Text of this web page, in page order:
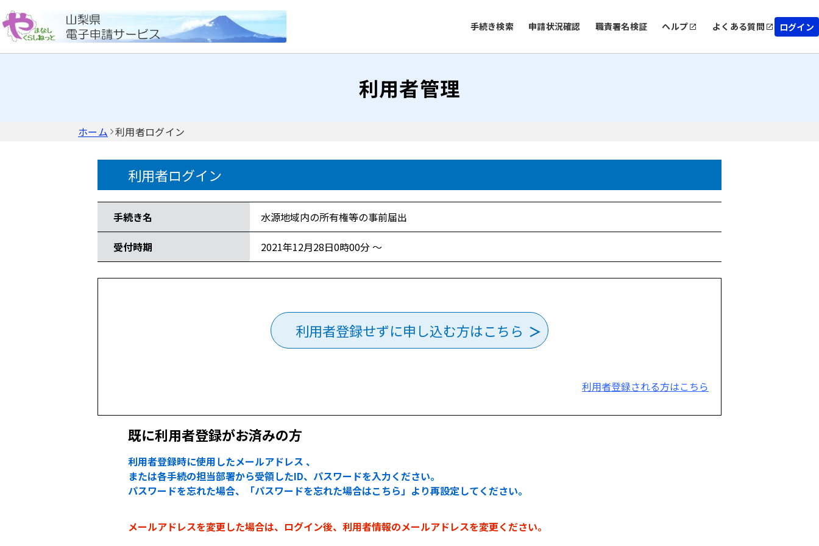
手続き検索 申請状況確認 職責署名検証 ヘルプ よくある質問 ログイン
利用者管理
ホーム 利用者ログイン
利用者ログイン
手続き名 水源地域内の所有権等の事前届出
受付時期 2021年12月28日0時00分 ～
利用者登録せずに申し込む方はこちら
利用者登録される方はこちら
既に利用者登録がお済みの方
利用者登録時に使用したメールアドレス 、
または各手続の担当部署から受領したID、パスワードを入力ください。
パスワードを忘れた場合、「パスワードを忘れた場合はこちら」より再設定してください。
メールアドレスを変更した場合は、ログイン後、利用者情報のメールアドレスを変更ください。